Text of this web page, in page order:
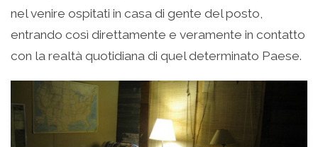
nel venire ospitati in casa di gente del posto,
entrando così direttamente e veramente in contatto
con la realtà quotidiana di quel determinato Paese.